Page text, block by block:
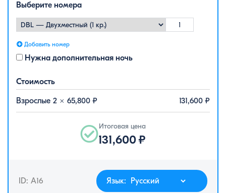
Итоговая цена
131,600₽
Выберите номера
Добавить номер
Нужна дополнительная ночь
Стоимость
Взрослые 2 × 65,800 ₽ 131,600 ₽
ID: A16 Язык: